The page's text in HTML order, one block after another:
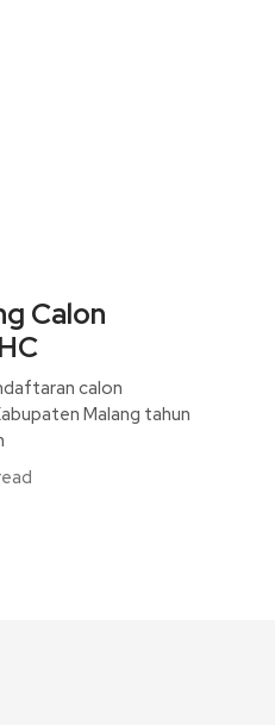
Calon
calon
Malang tahun